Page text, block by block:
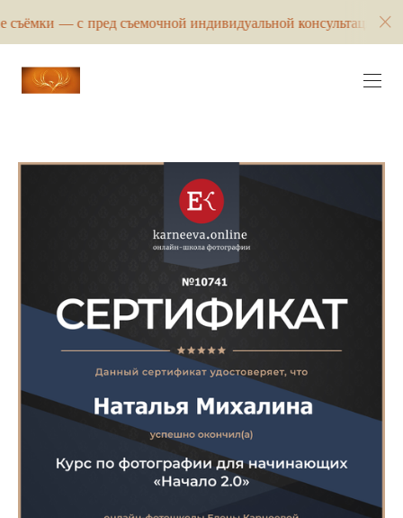
— с пред съемочной индивидуальной консультацией и